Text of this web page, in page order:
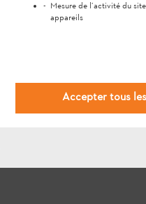
Mesure de l’activité du
appareils
Accepter tous